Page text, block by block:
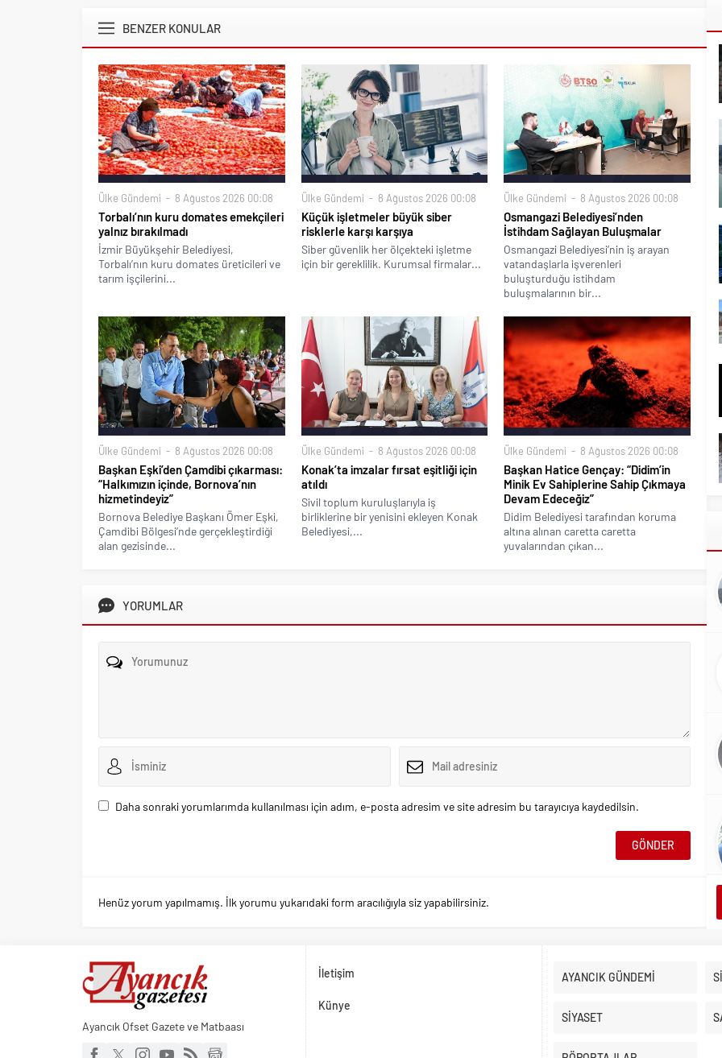
BENZER KONULAR
Ülke Gündemi 8 Ağustos 2026 00:08
Torbalı’nın kuru domates emekçileri
yalnız bırakılmadı
İzmir Büyükşehir Belediyesi,
Torbalı’nın kuru domates üreticileri ve
tarım işçilerini...
Ülke Gündemi 8 Ağustos 2026 00:08
Küçük işletmeler büyük siber
risklerle karşı karşıya
Siber güvenlik her ölçekteki işletme
için bir gereklilik. Kurumsal firmalar...
Ülke Gündemi 8 Ağustos 2026 00:08
Osmangazi Belediyesi’nden
İstihdam Sağlayan Buluşmalar
Osmangazi Belediyesi’nin iş arayan
vatandaşlarla işverenleri
buluşturduğu istihdam
buluşmalarının bir...
Ülke Gündemi 8 Ağustos 2026 00:08
Başkan Eşki’den Çamdibi çıkarması:
“Halkımızın içinde, Bornova’nın
hizmetindeyiz”
Bornova Belediye Başkanı Ömer Eşki,
Çamdibi Bölgesi’nde gerçekleştirdiği
alan gezisinde...
Ülke Gündemi 8 Ağustos 2026 00:08
Konak’ta imzalar fırsat eşitliği için
atıldı
Sivil toplum kuruluşlarıyla iş
birliklerine bir yenisini ekleyen Konak
Belediyesi,...
Ülke Gündemi 8 Ağustos 2026 00:08
Başkan Hatice Gençay: “Didim’in
Minik Ev Sahiplerine Sahip Çıkmaya
Devam Edeceğiz”
Didim Belediyesi tarafından koruma
altına alınan caretta caretta
yuvalarından çıkan...
YORUMLAR
Daha sonraki yorumlarımda kullanılması için adım, e-posta adresim ve site adresim bu tarayıcıya kaydedilsin.
Henüz yorum yapılmamış. İlk yorumu yukarıdaki form aracılığıyla siz yapabilirsiniz.
Ayancık Ofset Gazete ve Matbaası
İletişim
Künye
AYANCIK GÜNDEMİ
SİYASET